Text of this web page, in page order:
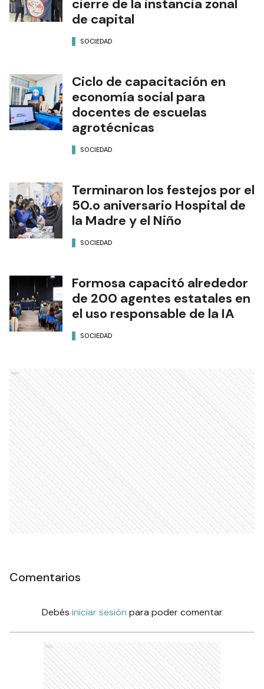
cierre de la instancia zonal
de capital
SOCIEDAD
Ciclo de capacitación en
economía social para
docentes de escuelas
agrotécnicas
SOCIEDAD
Terminaron los festejos por el
50.o aniversario Hospital de
la Madre y el Niño
SOCIEDAD
Formosa capacitó alrededor
de 200 agentes estatales en
el uso responsable de la IA
SOCIEDAD
Ads
Comentarios
Debés iniciar sesión para poder comentar
Ads